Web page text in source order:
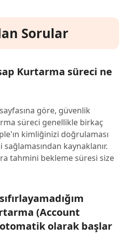
Sorular
Kurtarma süreci ne
göre, güvenlik
süreci genellikle birkaç
kimliğinizi doğrulaması
kaynaklanır.
tahmini bekleme süresi size
(Account
olarak başlar